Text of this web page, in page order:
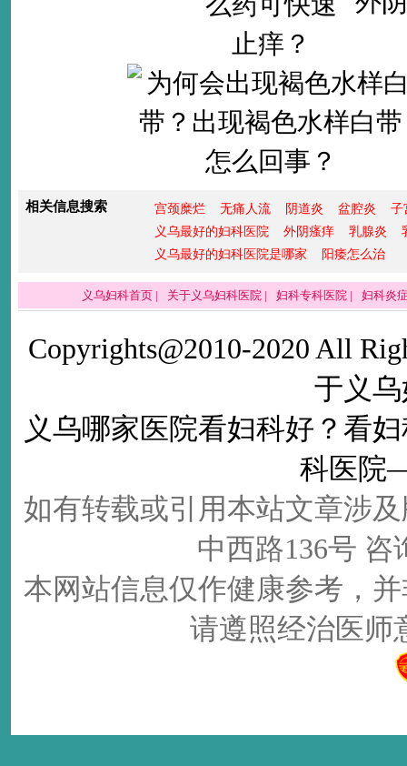
相关信息搜索 宫颈糜烂 无痛人流 阴道炎 盆腔炎
子
义乌最好的妇科医院
外阴瘙痒 乳腺炎
义乌最好的妇科医院是哪家
阳痿怎么治
义乌妇科首页 | 关于义乌妇科医院 | 妇科专科医院 | 妇科炎
Copyrights@2010-2020 All
于义乌
义乌哪家医院看妇科好 ？看
科医院
如有转载或引用本站文章涉
中西路136号 咨
本网站信息仅作健康参考，
请遵照经治医师